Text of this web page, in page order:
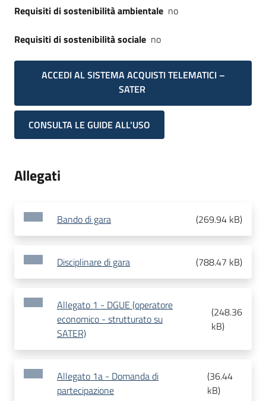
Requisiti di sostenibilità ambientale no
Requisiti di sostenibilità sociale no
ACCEDI AL SISTEMA ACQUISTI TELEMATICI –
SATER
CONSULTA LE GUIDE ALL'USO
Allegati
Bando di gara (269.94 kB)
Disciplinare di gara (788.47 kB)
Allegato 1 - DGUE (operatore
economico - strutturato su
SATER)
(248.36
kB)
Allegato 1a - Domanda di
partecipazione
(36.44
kB)